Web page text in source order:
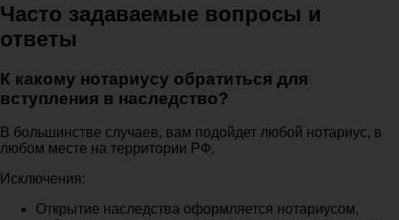
Часто задаваемые вопросы и
ответы
К какому нотариусу обратиться для
вступления в наследство?
В большинстве случаев, вам подойдет любой нотариус, в
любом месте на территории РФ.
Исключения:
Открытие наследства оформляется нотариусом,